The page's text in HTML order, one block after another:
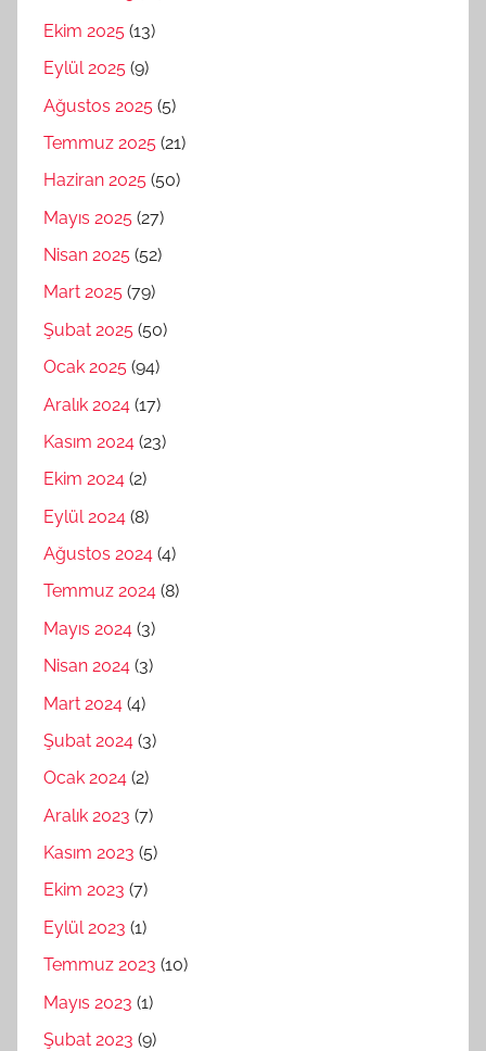
Ekim 2025 (13)
Eylül 2025 (9)
Ağustos 2025 (5)
Temmuz 2025 (21)
Haziran 2025 (50)
Mayıs 2025 (27)
Nisan 2025 (52)
Mart 2025 (79)
Şubat 2025 (50)
Ocak 2025 (94)
Aralık 2024 (17)
Kasım 2024 (23)
Ekim 2024 (2)
Eylül 2024 (8)
Ağustos 2024 (4)
Temmuz 2024 (8)
Mayıs 2024 (3)
Nisan 2024 (3)
Mart 2024 (4)
Şubat 2024 (3)
Ocak 2024 (2)
Aralık 2023 (7)
Kasım 2023 (5)
Ekim 2023 (7)
Eylül 2023 (1)
Temmuz 2023 (10)
Mayıs 2023 (1)
Şubat 2023 (9)